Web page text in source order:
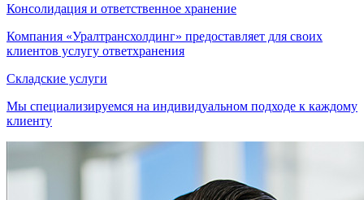
Консолидация и ответственное хранение
Компания «Уралтрансхолдинг» предоставляет для своих
клиентов услугу ответхранения
Складские услуги
Мы специализируемся на индивидуальном подходе к каждому
клиенту